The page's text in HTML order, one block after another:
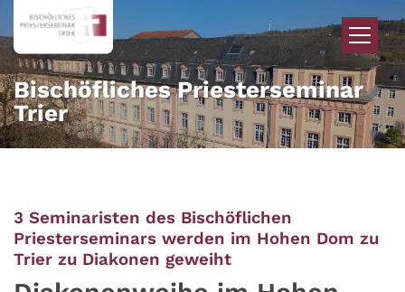
Zum Inhalt springen
Bischöfliches Priesterseminar
Trier
3 Seminaristen des Bischöflichen
Priesterseminars werden im Hohen Dom zu
Trier zu Diakonen geweiht: